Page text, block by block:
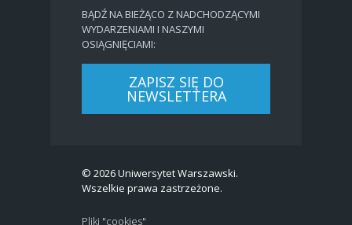
BĄDŹ NA BIEŻĄCO Z NADCHODZĄCYMI
WYDARZENIAMI I NASZYMI
OSIĄGNIĘCIAMI:
ZAPISZ SIĘ DO
NEWSLETTERA
© 2026 Uniwersytet Warszawski.
Wszelkie prawa zastrzeżone.
Pliki "cookies"